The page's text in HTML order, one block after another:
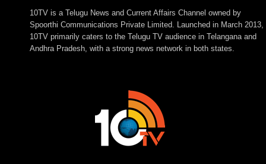
10TV is a Telugu News and Current Affairs Channel owned by
Spoorthi Communications Private Limited. Launched in March 2013,
10TV primarily caters to the Telugu TV audience in Telangana and
Andhra Pradesh, with a strong news network in both states.